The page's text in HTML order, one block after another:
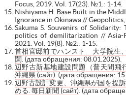
Focus, 2019. Vol. 17(23). №1.: 1-14.
Nishiyama H. Base Built in the
Ignorance in Okinawa //
Sakuma S. Souvenirs of Solidarity:
politics of demilitarization // Asia-
2021. Vol. 19(8). №2.: 1-15.
首相官邸前でハンスト 大学院生
聞 . (дата обращения: 08.01.2025).
辺野古新基地建設問題（普天間飛
沖縄県 (сайт). (дата обращения:
辺野古設計変更、沖縄県が国を提
める. 毎日新聞 (сайт). (дата